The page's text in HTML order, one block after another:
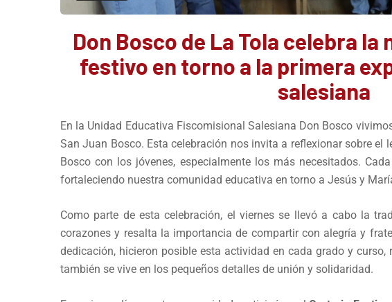
Don Bosco de La Tola celebra
festivo en torno a la primera
salesiana
En la Unidad Educativa Fiscomisional Salesiana Don Bosco
San Juan Bosco. Esta celebración nos invita a reflexionar sobre el
Bosco con los jóvenes, especialmente los más necesitados.
fortaleciendo nuestra comunidad educativa en torno a Jesús y
Como parte de esta celebración, el viernes se llevó a cabo la
corazones y resalta la importancia de compartir con alegría y
dedicación, hicieron posible esta actividad en cada grado y curso,
también se vive en los pequeños detalles de unión y solidaridad.